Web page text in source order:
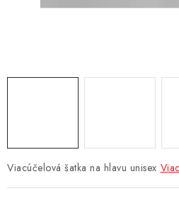
Pravidlá a nastavenia cookies
Viacúčelová šatka na hlavu unisex